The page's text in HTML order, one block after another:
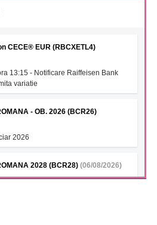
CECE® EUR (RBCXETL4)
13:15 - Notificare Raiffeisen Bank
variatie
- OB. 2026 (BCR26)
2026
2028 (BCR28) (06/08/2026)
2026